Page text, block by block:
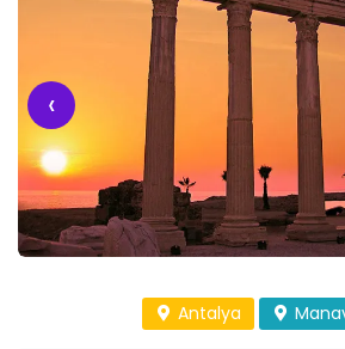
‹
Antalya